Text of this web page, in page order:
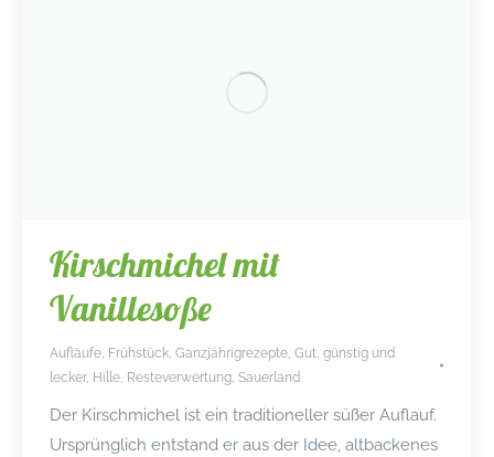
Kirschmichel mit
Vanillesoße
Aufläufe, Frühstück, Ganzjährigrezepte, Gut, günstig und
lecker, Hille, Resteverwertung, Sauerland
Der Kirschmichel ist ein traditioneller süßer Auflauf.
Ursprünglich entstand er aus der Idee, altbackenes